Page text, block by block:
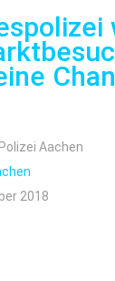
Aachen
2018